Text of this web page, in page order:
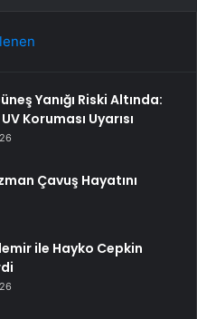
Yanığı Riski Altında:
Koruması Uyarısı
Çavuş Hayatını
ile Hayko Cepkin